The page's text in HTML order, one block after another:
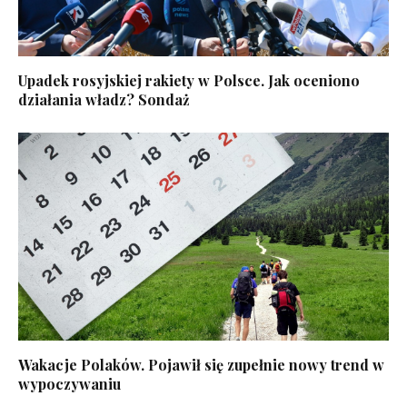
Upadek rosyjskiej rakiety w Polsce. Jak oceniono
działania władz? Sondaż
Wakacje Polaków. Pojawił się zupełnie nowy trend w
wypoczywaniu